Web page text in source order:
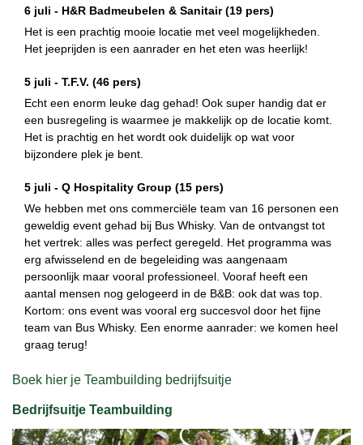
6 juli - H&R Badmeubelen & Sanitair(19 pers)
Het is een prachtig mooie locatie met veel mogelijkheden.
Het jeeprijden is een aanrader en het eten was heerlijk!
5 juli - T.F.V. (46 pers)
Echt een enorm leuke dag gehad! Ook super handig dat er
een busregeling is waarmee je makkelijk op de locatie komt.
Het is prachtig en het wordt ook duidelijk op wat voor
bijzondere plek je bent.
5 juli - Q Hospitality Group (15 pers)
We hebben met ons commerciële team van 16 personen een
geweldig event gehad bij Bus Whisky. Van de ontvangst tot
het vertrek: alles was perfect geregeld. Het programma was
erg afwisselend en de begeleiding was aangenaam
persoonlijk maar vooral professioneel. Vooraf heeft een
aantal mensen nog gelogeerd in de B&B: ook dat was top.
Kortom: ons event was vooral erg succesvol door het fijne
team van Bus Whisky. Een enorme aanrader: we komen heel
graag terug!
Boek hier je Teambuilding bedrijfsuitje
Bedrijfsuitje Teambuilding